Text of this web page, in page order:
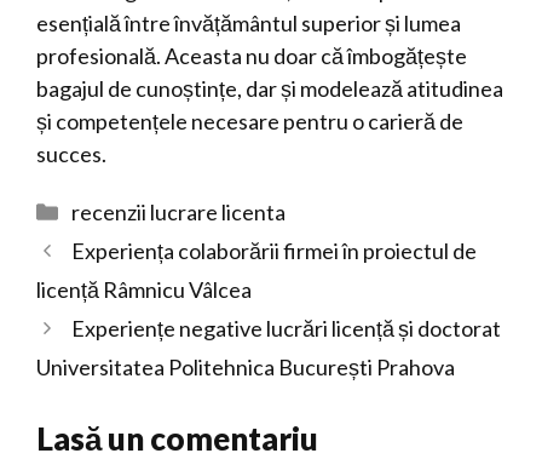
esențială între învățământul superior și lumea
profesională. Aceasta nu doar că îmbogățește
bagajul de cunoștințe, dar și modelează atitudinea
și competențele necesare pentru o carieră de
succes.
Categorii
recenzii lucrare licenta
Experiența colaborării firmei în proiectul de
licență Râmnicu Vâlcea
Experiențe negative lucrări licență și doctorat
Universitatea Politehnica București Prahova
Lasă un comentariu